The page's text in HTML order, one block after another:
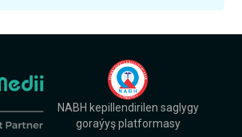
NABH kepillendirilen saglygy
goraýyş platformasy